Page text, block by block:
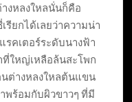
งหลงใหลนั่นก็คือ
รียกได้เลยว่าความน่า
รคเตอร์ระดับนางฟ้า
ที่ใหญ่เหลือล้นสะโพก
นต่างหลงใหลต้นแขน
พร้อมกับผิวขาวๆ ที่มี